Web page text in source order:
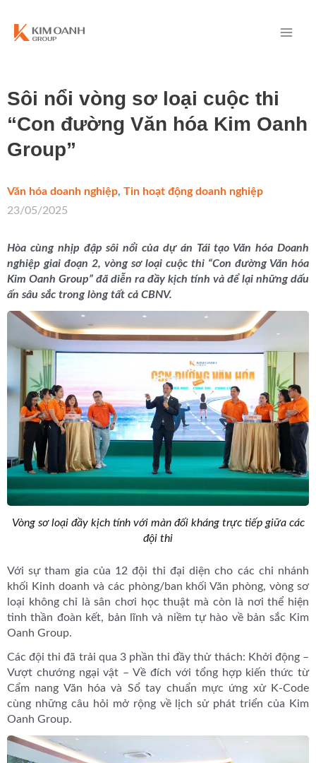
Sôi nổi vòng sơ loại cuộc thi
“Con đường Văn hóa Kim Oanh
Group”
Văn hóa doanh nghiệp, Tin hoạt động doanh nghiệp
23/05/2025
Hòa cùng nhịp đập sôi nổi của dự án Tái tạo Văn hóa Doanh
nghiệp giai đoạn 2, vòng sơ loại cuộc thi “Con đường Văn hóa
Kim Oanh Group” đã diễn ra đầy kịch tính và để lại những dấu
ấn sâu sắc trong lòng tất cả CBNV.
Vòng sơ loại đầy kịch tính với màn đối kháng trực tiếp giữa các
đội thi
Với sự tham gia của 12 đội thi đại diện cho các chi nhánh
khối Kinh doanh và các phòng/ban khối Văn phòng, vòng sơ
loại không chỉ là sân chơi học thuật mà còn là nơi thể hiện
tinh thần đoàn kết, bản lĩnh và niềm tự hào về bản sắc Kim
Oanh Group.
Các đội thi đã trải qua 3 phần thi đầy thử thách: Khởi động –
Vượt chướng ngại vật – Về đích với tổng hợp kiến thức từ
Cẩm nang Văn hóa và Sổ tay chuẩn mực ứng xử K-Code
cùng những câu hỏi mở rộng về lịch sử phát triển của Kim
Oanh Group.